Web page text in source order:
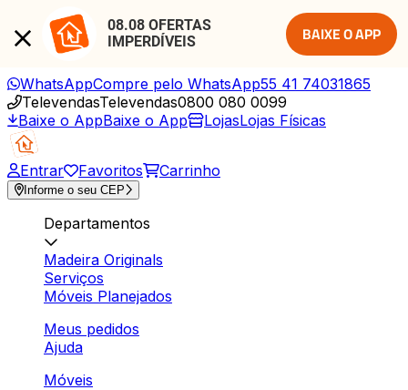
08.08 OFERTAS
IMPERDÍVEIS
BAIXE O APP
WhatsAppCompre pelo WhatsApp55 41 74031865
TelevendasTelevendas0800 080 0099
Baixe o AppBaixe o App LojasLojas Físicas
Entrar Favoritos Carrinho
Informe o seu CEP
Departamentos
Madeira Originals
Serviços
Móveis Planejados
Meus pedidos
Ajuda
Móveis